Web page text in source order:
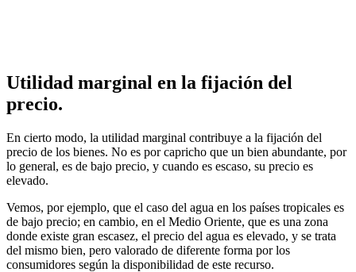
Utilidad marginal en la fijación del
precio.
En cierto modo, la utilidad marginal contribuye a la fijación del
precio de los bienes. No es por capricho que un bien abundante, por
lo general, es de bajo precio, y cuando es escaso, su precio es
elevado.
Vemos, por ejemplo, que el caso del agua en los países tropicales es
de bajo precio; en cambio, en el Medio Oriente, que es una zona
donde existe gran escasez, el precio del agua es elevado, y se trata
del mismo bien, pero valorado de diferente forma por los
consumidores según la disponibilidad de este recurso.